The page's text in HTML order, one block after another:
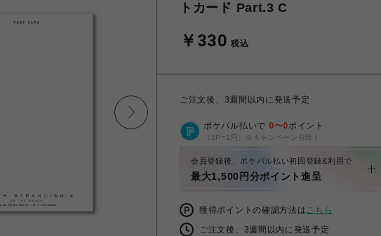
トカード Part.3 C
￥330 税込
ご注文後、3週間以内に発送予定
ポケパル払いで 0〜0ポイント
（1P=1円）※キャンペーン分除く
会員登録後、ポケパル払い初回登録&利用で
最大1,500円分ポイント進呈
獲得ポイントの確認方法はこちら
ご注文後、3週間以内に発送予定